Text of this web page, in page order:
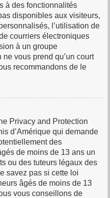
à des fonctionnalités
disponibles aux visiteurs,
l’utilisation de
courriers électroniques
à un groupe
ne vous prend qu’un court
recommandons de le
Privacy and Protection
d’Amérique qui demande
des
de moins de 13 ans un
ou des tuteurs légaux des
savez pas si cette loi
âgés de moins de 13
vous conseillons de